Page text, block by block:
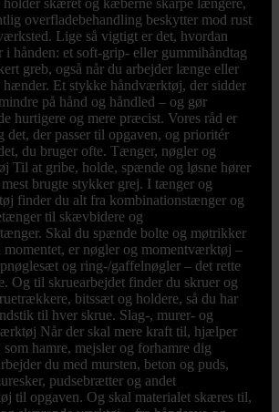
holder skæret og kæberne skarpe længere,
overfladebehandling beskytter mod rust
Lige så vigtigt er det, hvordan
i hånden: et soft-grip- eller gummihåndtag
greb, også når du arbejder længe eller
hænder. Et stykke håndværktøj, der sidder
på hånd og håndled – og gør
hurtigere og mere præcist. Vores råd er
det, der passer til opgaven, og prioritér
du bruger ofte. Tænger, nøgler og
Til at gribe, holde, spænde og løsne hører
brugte stykker grej. I tænger og
finder du alt fra kombinationstænger og
til skævbidere og
Skal du spænde bolte og møtrikker
momentet, er nøgler og momentværktøj –
og ring-/gaffelnøgler – det rette
Og til skruearbejdet finder du skruer og
bitssæt og holdere, så du har
til hver skrue. Slag-, murer- og
Når der skal mere kraft til, hjælper
hamre, mejsler og forhamre dig
du med mursten, beton og puds,
pudsebrætter og andet
til opgaven. Og skal materialet skæres til,